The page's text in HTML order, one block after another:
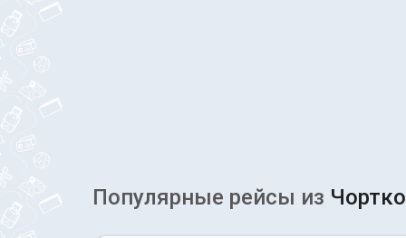
Популярные рейсы из